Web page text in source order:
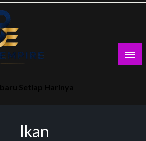
Ikan